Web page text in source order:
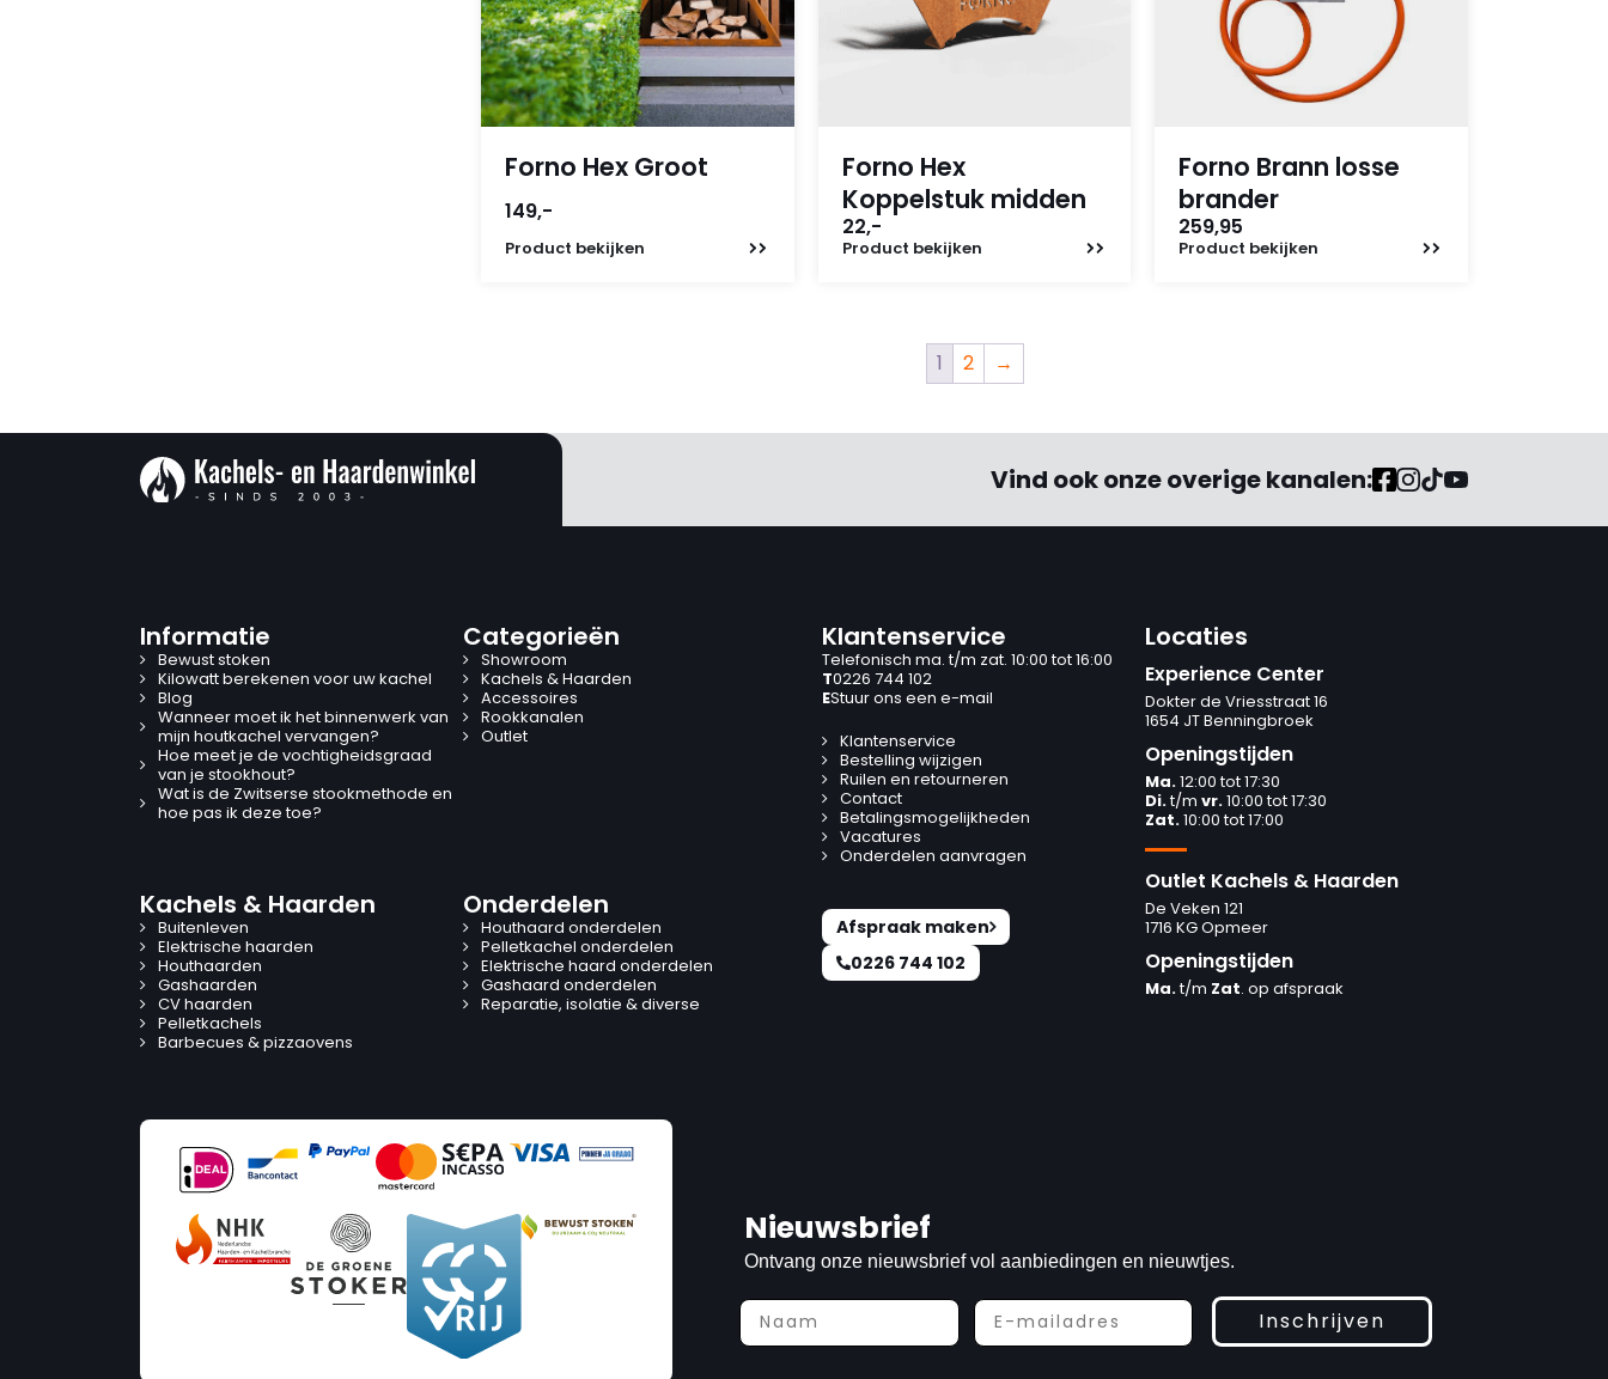
Forno Hex Groot
149,-
Product bekijken
Forno Hex
Koppelstuk midden
22,-
Product bekijken
Forno Brann losse
brander
259,95
Product bekijken
1 2 →
Vind ook onze overige kanalen:
Informatie
Bewust stoken
Kilowatt berekenen voor uw kachel
Blog
Wanneer moet ik het binnenwerk van
mijn houtkachel vervangen?
Hoe meet je de vochtigheidsgraad
van je stookhout?
Wat is de Zwitserse stookmethode en
hoe pas ik deze toe?
Categorieën
Showroom
Kachels & Haarden
Accessoires
Rookkanalen
Outlet
Kachels & Haarden
Buitenleven
Elektrische haarden
Houthaarden
Gashaarden
CV haarden
Pelletkachels
Barbecues & pizzaovens
Onderdelen
Houthaard onderdelen
Pelletkachel onderdelen
Elektrische haard onderdelen
Gashaard onderdelen
Reparatie, isolatie & diverse
Klantenservice
Telefonisch ma. t/m zat. 10:00 tot 16:00
T0226 744 102
EStuur ons een e-mail
Klantenservice
Bestelling wijzigen
Ruilen en retourneren
Contact
Betalingsmogelijkheden
Vacatures
Onderdelen aanvragen
Afspraak maken
0226 744 102
Locaties
Experience Center
Dokter de Vriesstraat 16
1654 JT Benningbroek
Openingstijden
Ma.12:00 tot 17:30
Di.t/m vr.10:00 tot 17:30
Zat.10:00 tot 17:00
Outlet Kachels & Haarden
De Veken 121
1716 KG Opmeer
Openingstijden
Ma.t/m Zat. op afspraak
Nieuwsbrief
Ontvang onze nieuwsbrief vol aanbiedingen en nieuwtjes.
Inschrijven